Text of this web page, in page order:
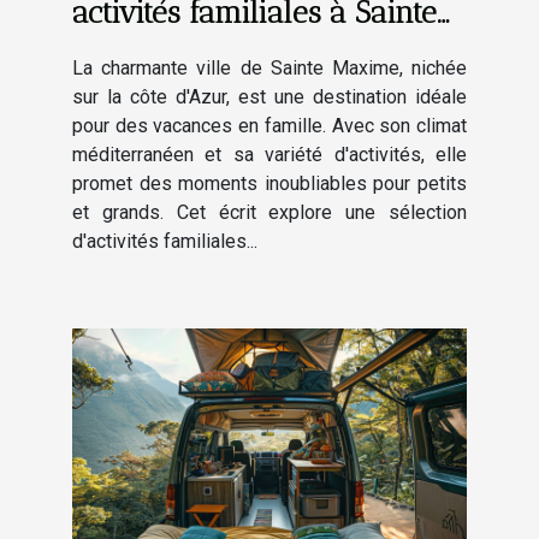
activités familiales à Sainte
La charmante ville de Sainte Maxime, nichée
sur la côte d'Azur, est une destination idéale
pour des vacances en famille. Avec son climat
méditerranéen et sa variété d'activités, elle
promet des moments inoubliables pour petits
et grands. Cet écrit explore une sélection
d'activités familiales...